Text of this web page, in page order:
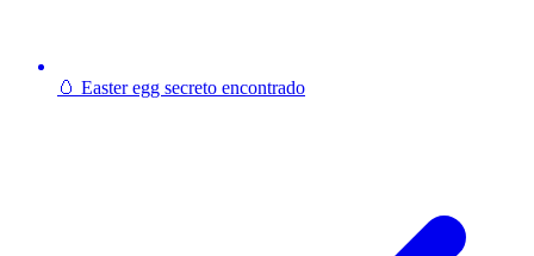
🥚 Easter egg secreto encontrado